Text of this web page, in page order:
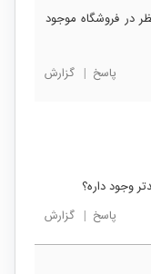
در فروشگاه موجود
پاسخ | گزارش
وجود داره؟
پاسخ | گزارش